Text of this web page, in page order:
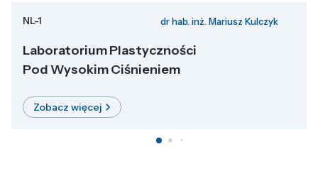
NL-1 dr hab. inż. Mariusz Kulczyk
Laboratorium Plastyczności
Pod Wysokim Ciśnieniem
Zobacz więcej